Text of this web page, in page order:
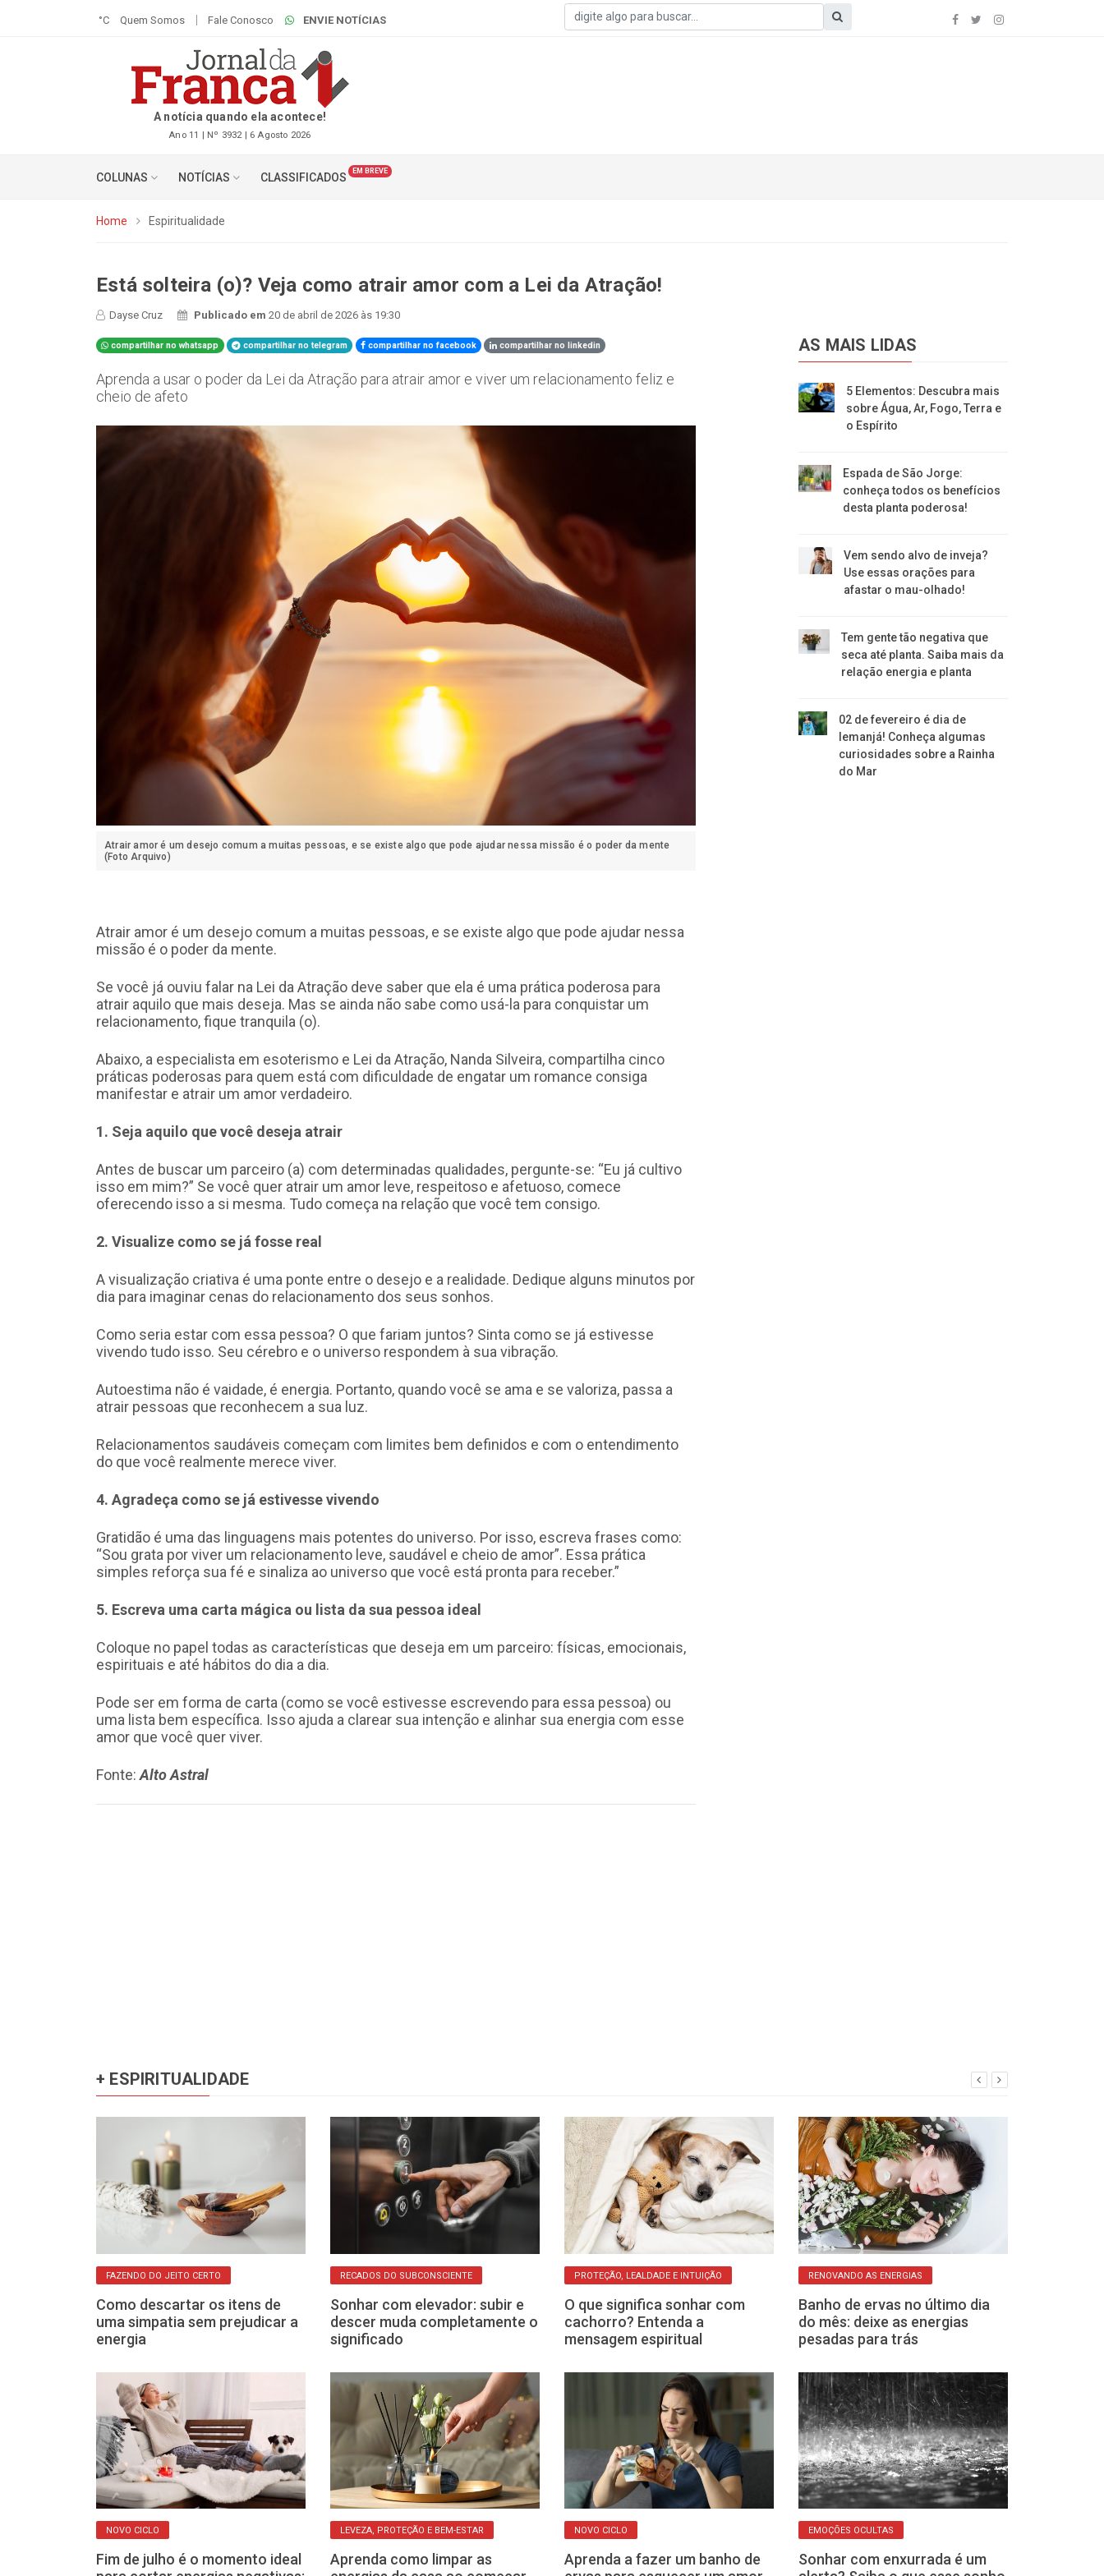
°C Quem Somos Fale Conosco ENVIE NOTÍCIAS
A notícia quando ela acontece!
Ano 11 | Nº 3932 | 6 Agosto 2026
COLUNAS NOTÍCIAS CLASSIFICADOS EM BREVE
Home Espiritualidade
Está solteira (o)? Veja como atrair amor com a Lei da Atração!
Dayse Cruz Publicado em20 de abril de 2026 às 19:30
compartilhar no whatsapp compartilhar no telegram compartilhar no facebook compartilhar no linkedin
Aprenda a usar o poder da Lei da Atração para atrair amor e viver um relacionamento feliz e
cheio de afeto
Atrair amor é um desejo comum a muitas pessoas, e se existe algo que pode ajudar nessa missão é o poder da mente
(Foto Arquivo)
Atrair amor é um desejo comum a muitas pessoas, e se existe algo que pode ajudar nessa
missão é o poder da mente.
Se você já ouviu falar na Lei da Atração deve saber que ela é uma prática poderosa para
atrair aquilo que mais deseja. Mas se ainda não sabe como usá-la para conquistar um
relacionamento, fique tranquila (o).
Abaixo, a especialista em esoterismo e Lei da Atração, Nanda Silveira, compartilha cinco
práticas poderosas para quem está com dificuldade de engatar um romance consiga
manifestar e atrair um amor verdadeiro.
1. Seja aquilo que você deseja atrair
Antes de buscar um parceiro (a) com determinadas qualidades, pergunte-se: “Eu já cultivo
isso em mim?” Se você quer atrair um amor leve, respeitoso e afetuoso, comece
oferecendo isso a si mesma. Tudo começa na relação que você tem consigo.
2. Visualize como se já fosse real
A visualização criativa é uma ponte entre o desejo e a realidade. Dedique alguns minutos por
dia para imaginar cenas do relacionamento dos seus sonhos.
Como seria estar com essa pessoa? O que fariam juntos? Sinta como se já estivesse
vivendo tudo isso. Seu cérebro e o universo respondem à sua vibração.
Autoestima não é vaidade, é energia. Portanto, quando você se ama e se valoriza, passa a
atrair pessoas que reconhecem a sua luz.
Relacionamentos saudáveis começam com limites bem definidos e com o entendimento
do que você realmente merece viver.
4. Agradeça como se já estivesse vivendo
Gratidão é uma das linguagens mais potentes do universo. Por isso, escreva frases como:
“Sou grata por viver um relacionamento leve, saudável e cheio de amor”. Essa prática
simples reforça sua fé e sinaliza ao universo que você está pronta para receber.”
5. Escreva uma carta mágica ou lista da sua pessoa ideal
Coloque no papel todas as características que deseja em um parceiro: físicas, emocionais,
espirituais e até hábitos do dia a dia.
Pode ser em forma de carta (como se você estivesse escrevendo para essa pessoa) ou
uma lista bem específica. Isso ajuda a clarear sua intenção e alinhar sua energia com esse
amor que você quer viver.
Fonte:Alto Astral
AS MAIS LIDAS
5 Elementos: Descubra mais
sobre Água, Ar, Fogo, Terra e
o Espírito
Espada de São Jorge:
conheça todos os benefícios
desta planta poderosa!
Vem sendo alvo de inveja?
Use essas orações para
afastar o mau-olhado!
Tem gente tão negativa que
seca até planta. Saiba mais da
relação energia e planta
02 de fevereiro é dia de
Iemanjá! Conheça algumas
curiosidades sobre a Rainha
do Mar
+ ESPIRITUALIDADE
FAZENDO DO JEITO CERTO
Como descartar os itens de
uma simpatia sem prejudicar a
energia
RECADOS DO SUBCONSCIENTE
Sonhar com elevador: subir e
descer muda completamente o
significado
PROTEÇÃO, LEALDADE E INTUIÇÃO
O que significa sonhar com
cachorro? Entenda a
mensagem espiritual
RENOVANDO AS ENERGIAS
Banho de ervas no último dia
do mês: deixe as energias
pesadas para trás
NOVO CICLO
Fim de julho é o momento ideal
LEVEZA, PROTEÇÃO E BEM-ESTAR
Aprenda como limpar as
NOVO CICLO
Aprenda a fazer um banho de
EMOÇÕES OCULTAS
Sonhar com enxurrada é um